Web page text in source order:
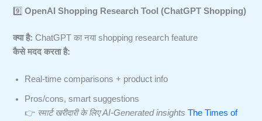
9️⃣OpenAI Shopping Research Tool (ChatGPT Shopping)
क्या है: ChatGPT का नया shopping research feature
कैसे मदद करता है:
Real-time comparisons + product info
Pros/cons, smart suggestions
👉 स्मार्ट खरीदारी के लिए AI-Generated insights The Times of